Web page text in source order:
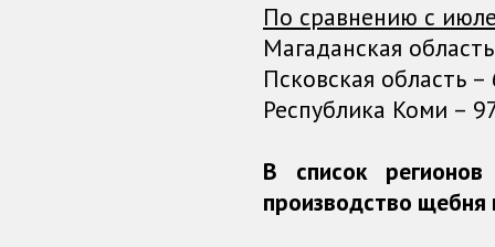
По сравнению с
Магаданская
Псковская область
Республика Коми –
В список
производство